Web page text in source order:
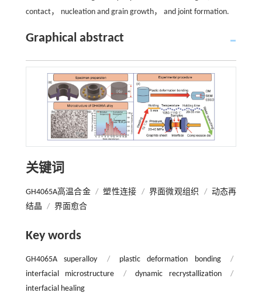
contact， nucleation and grain growth， and joint formation.
Graphical abstract
关键词
GH4065A高温合金 / 塑性连接 / 界面微观组织 / 动态再
结晶 / 界面愈合
Key words
GH4065A superalloy / plastic deformation bonding
/
interfacial microstructure
/ dynamic recrystallization
/
interfacial healing